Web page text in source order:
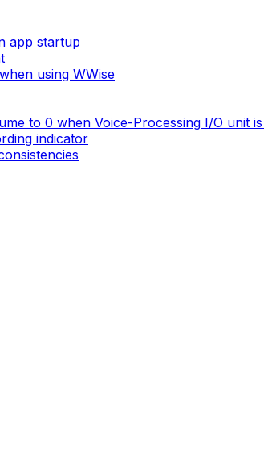
app startup
using WWise
to 0 when Voice-Processing I/O unit
indicator